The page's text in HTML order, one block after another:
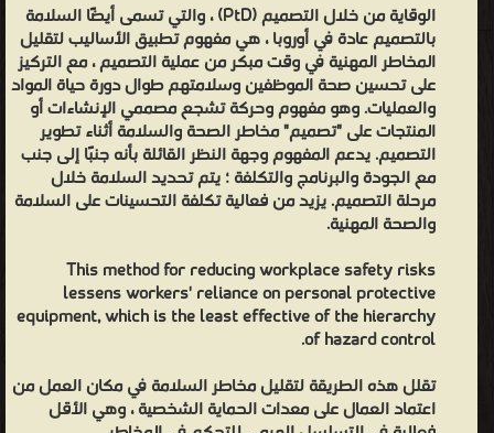
الوقاية من خلال التصميم (PtD) ، والتي تسمى أيضًا السلامة
بالتصميم عادة في أوروبا ، هي مفهوم تطبيق الأساليب لتقليل
المخاطر المهنية في وقت مبكر من عملية التصميم ، مع التركيز
على تحسين صحة الموظفين وسلامتهم طوال دورة حياة المواد
والعمليات. وهو مفهوم وحركة تشجع مصممي الإنشاءات أو
المنتجات على "تصميم" مخاطر الصحة والسلامة أثناء تطوير
التصميم. يدعم المفهوم وجهة النظر القائلة بأنه جنبًا إلى جنب
مع الجودة والبرنامج والتكلفة ؛ يتم تحديد السلامة خلال
مرحلة التصميم. يزيد من فعالية تكلفة التحسينات على السلامة
والصحة المهنية.
This method for reducing workplace safety risks
lessens workers' reliance on personal protective
equipment, which is the least effective of the hierarchy
of hazard control.
تقلل هذه الطريقة لتقليل مخاطر السلامة في مكان العمل من
اعتماد العمال على معدات الحماية الشخصية ، وهي الأقل